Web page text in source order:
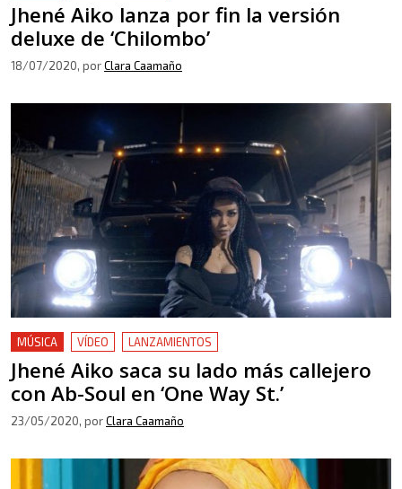
Jhené Aiko lanza por fin la versión
deluxe de ‘Chilombo’
18/07/2020, porClara Caamaño
MÚSICA VÍDEO LANZAMIENTOS
Jhené Aiko saca su lado más callejero
con Ab-Soul en ‘One Way St.’
23/05/2020, porClara Caamaño